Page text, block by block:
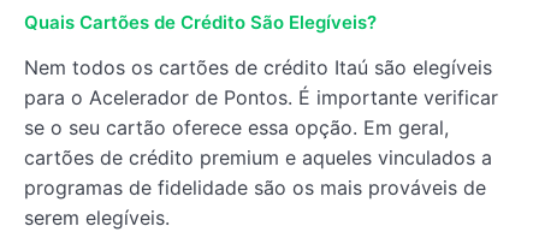
Quais Cartões de Crédito São Elegíveis?
Nem todos os cartões de crédito Itaú são elegíveis
para o Acelerador de Pontos. É importante verificar
se o seu cartão oferece essa opção. Em geral,
cartões de crédito premium e aqueles vinculados a
programas de fidelidade são os mais prováveis de
serem elegíveis.